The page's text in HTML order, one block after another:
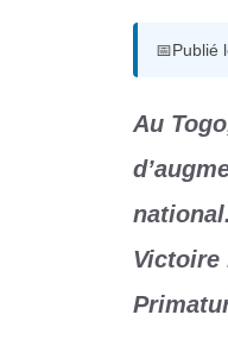
📅Publié
Au
Victoire